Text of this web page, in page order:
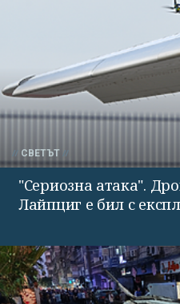
СВЕТЪТ
"Сериозна атака".
Лайпциг е бил с